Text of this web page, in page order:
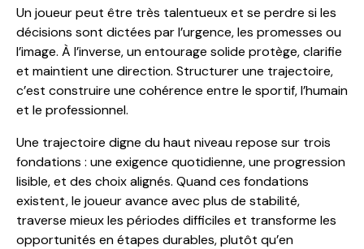
Un joueur peut être très talentueux et se perdre si les
décisions sont dictées par l’urgence, les promesses ou
l’image. À l’inverse, un entourage solide protège, clarifie
et maintient une direction. Structurer une trajectoire,
c’est construire une cohérence entre le sportif, l’humain
et le professionnel.
Une trajectoire digne du haut niveau repose sur trois
fondations : une exigence quotidienne, une progression
lisible, et des choix alignés. Quand ces fondations
existent, le joueur avance avec plus de stabilité,
traverse mieux les périodes difficiles et transforme les
opportunités en étapes durables, plutôt qu’en